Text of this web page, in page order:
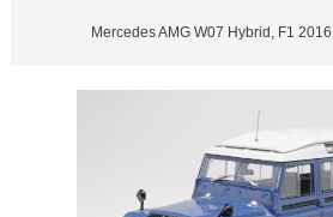
Mercedes AMG W07 Hybrid, F1